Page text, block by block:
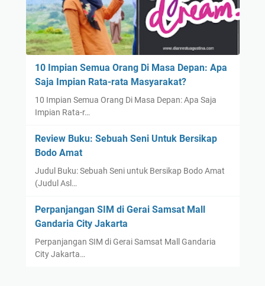
10 Impian Semua Orang Di Masa Depan: Apa
Saja Impian Rata-rata Masyarakat?
10 Impian Semua Orang Di Masa Depan: Apa Saja
Impian Rata-r…
Review Buku: Sebuah Seni Untuk Bersikap
Bodo Amat
Judul Buku: Sebuah Seni untuk Bersikap Bodo Amat
(Judul Asl…
Perpanjangan SIM di Gerai Samsat Mall
Gandaria City Jakarta
Perpanjangan SIM di Gerai Samsat Mall Gandaria
City Jakarta…